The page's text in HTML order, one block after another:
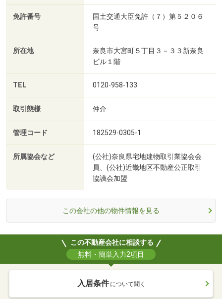
免許番号
国土交通大臣免許（７）第５２０６
号
所在地
奈良市大宮町５丁目３－３３新奈良
ビル１階
TEL 0120-958-133
取引態様 仲介
管理コード 182529-0305-1
所属協会など
(公社)奈良県宅地建物取引業協会会
員、(公社)近畿地区不動産公正取引
協議会加盟
この会社の他の物件情報を見る
この不動産会社に相談する
無料・簡単入力2項目
入居条件 について聞く